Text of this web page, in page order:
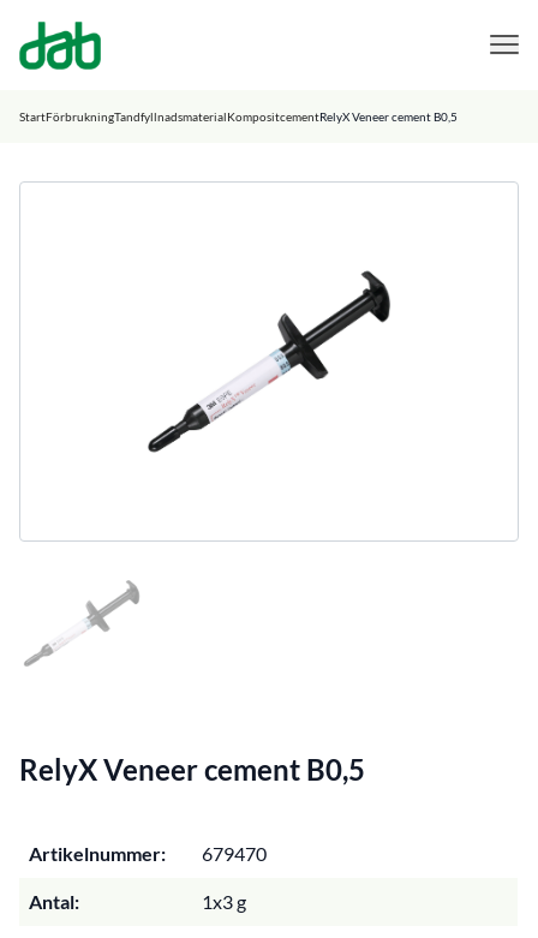
DAB Dental
StartFörbrukningTandfyllnadsmaterialKompositcementRelyX Veneer cement B0,5
RelyX Veneer cement B0,5
Artikelnummer: 679470
Antal: 1x3 g